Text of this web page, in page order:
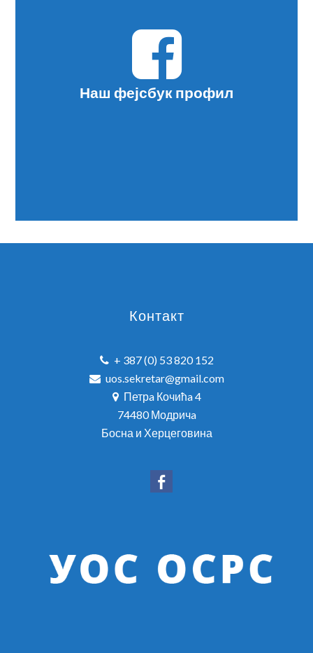
Наш фејсбук профил
Контакт
+ 387 (0) 53 820 152
uos.sekretar@gmail.com
Петрa Кочићa 4
74480 Модричa
Босна и Херцеговина